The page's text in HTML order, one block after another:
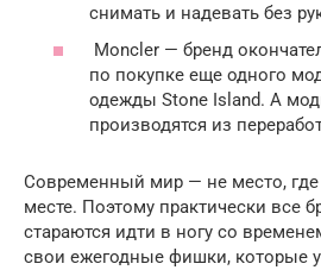
снимать и надевать без
Moncler — бренд
по покупке еще одного
одежды Stone Island. А
производятся из
Современный мир — не место,
месте. Поэтому практически все
стараются идти в ногу со
свои ежегодные фишки, которые